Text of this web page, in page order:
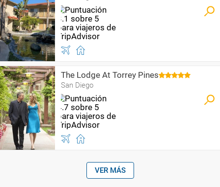
The Lodge At Torrey Pines
San Diego
VER MÁS